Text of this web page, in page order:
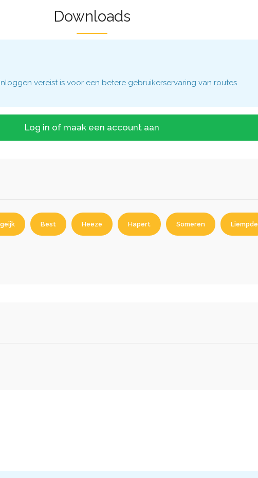
Downloads
vereist is voor een betere gebruikerservaring van routes.
Log in of maak een account aan
Best Heeze Hapert Someren Liempde